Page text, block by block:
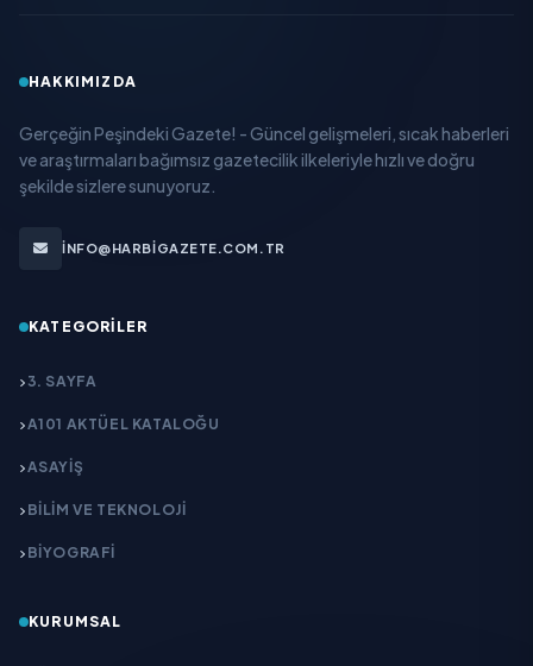
HAKKIMIZDA
Gerçeğin Peşindeki Gazete! - Güncel gelişmeleri, sıcak haberleri
ve araştırmaları bağımsız gazetecilik ilkeleriyle hızlı ve doğru
şekilde sizlere sunuyoruz.
INFO@HARBIGAZETE.COM.TR
KATEGORILER
3. SAYFA
A101 AKTÜEL KATALOĞU
ASAYİŞ
BİLİM VE TEKNOLOJİ
BİYOGRAFİ
KURUMSAL